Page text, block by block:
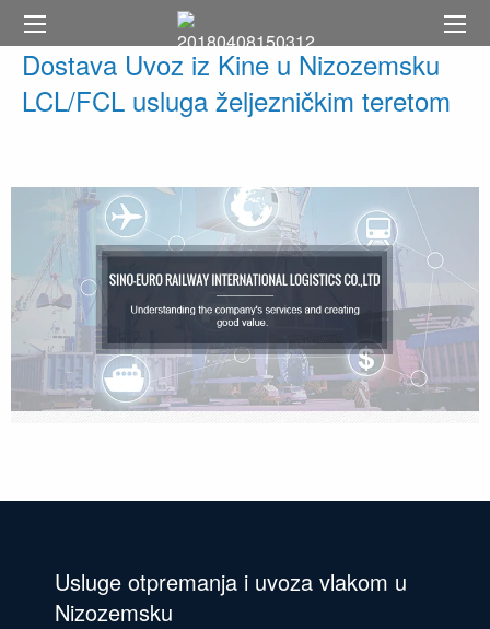
Dostava Uvoz iz Kine u Nizozemsku
LCL/FCL usluga željezničkim teretom
Usluge otpremanja i uvoza vlakom u
Nizozemsku